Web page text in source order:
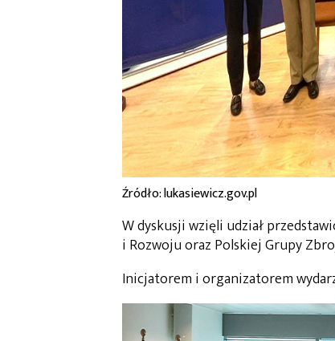
Źródło: lukasiewicz.gov.pl
W dyskusji wzięli udział
i Rozwoju oraz Polskiej Grupy
Inicjatorem i organizatorem